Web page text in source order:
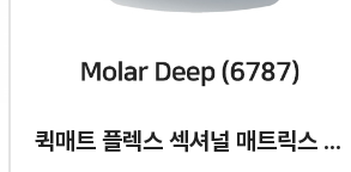
퀵매트 플렉스 섹셔널 매트릭스 Molar Deep (#6787)